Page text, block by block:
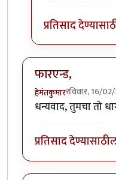
प्रतिसाद
फारएन्ड,
हेमंतकुमाररविवार, 16/
धन्यवाद, तुमचा तो
प्रतिसाद देण्यासाठी